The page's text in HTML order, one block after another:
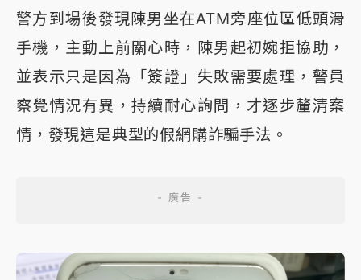
警方到場後發現陳男坐在ATM旁座位區低頭滑
手機，主動上前關心時，陳男起初婉拒協助，
並表示只是因為「簽證」失敗需要處理，警員
察覺情況有異，持續耐心詢問，才逐步釐清案
情，發現這是典型的假網購詐騙手法。